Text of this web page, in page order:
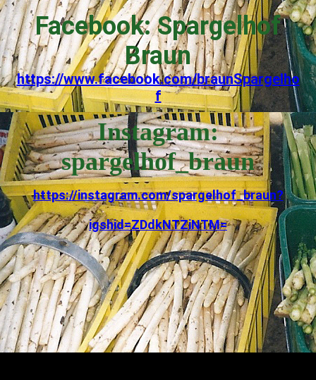
Facebook: Spargelhof
Braun
https://www.facebook.com/braunSpargelho
f
Instagram:
spargelhof_braun
https://instagram.com/spargelhof_braun?
igshid=ZDdkNTZiNTM=